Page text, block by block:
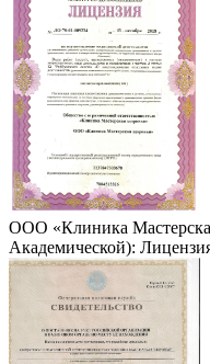
ООО «Клиника
Академической):